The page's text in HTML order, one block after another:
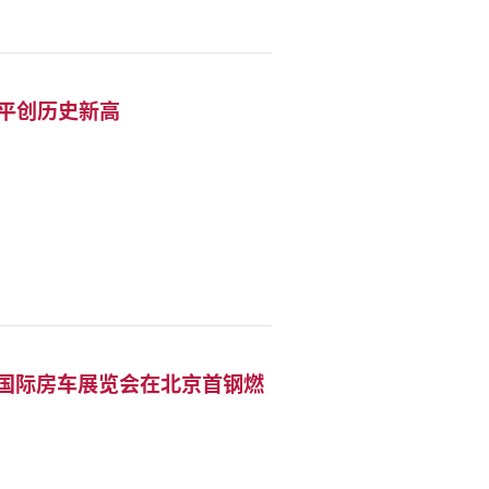
创历史新高
房车展览会在北京首钢燃